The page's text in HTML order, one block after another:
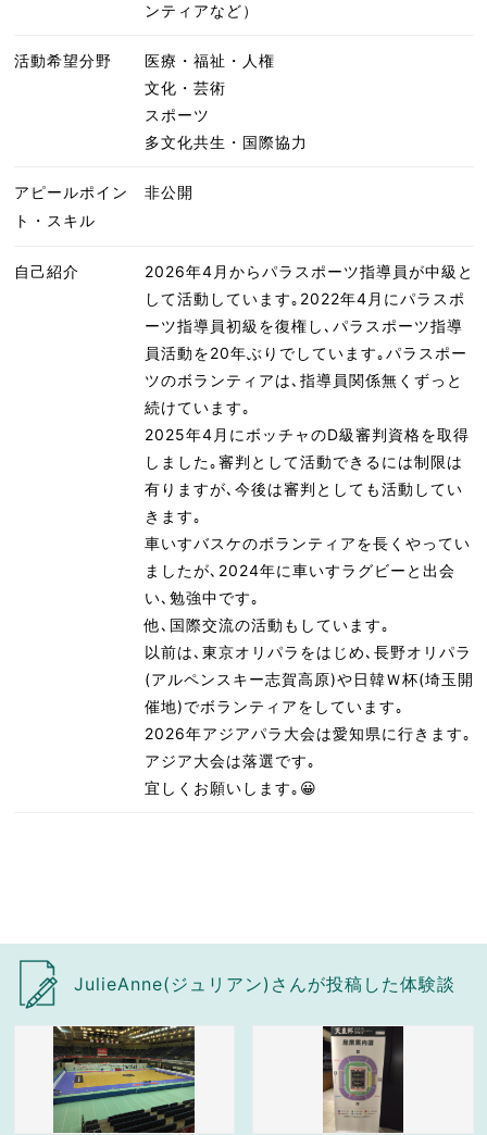
ンティアなど）
活動希望分野
医療・福祉・人権
文化・芸術
スポーツ
多文化共生・国際協力
アピールポイン
ト・スキル
非公開
自己紹介
2026年4月からパラスポーツ指導員が中級と
して活動しています｡2022年4月にパラスポ
ーツ指導員初級を復権し､パラスポーツ指導
員活動を20年ぶりでしています｡パラスポー
ツのボランティアは､指導員関係無くずっと
続けています｡
2025年4月にボッチャのD級審判資格を取得
しました｡審判として活動できるには制限は
有りますが､今後は審判としても活動してい
きます｡
車いすバスケのボランティアを長くやってい
ましたが､2024年に車いすラグビーと出会
い､勉強中です｡
他､国際交流の活動もしています｡
以前は､東京オリパラをはじめ､長野オリパラ
(アルペンスキー志賀高原)や日韓Ｗ杯(埼玉開
催地)でボランティアをしています｡
2026年アジアパラ大会は愛知県に行きます｡
アジア大会は落選です｡
宜しくお願いします｡😀
JulieAnne(ジュリアン)さんが投稿した体験談